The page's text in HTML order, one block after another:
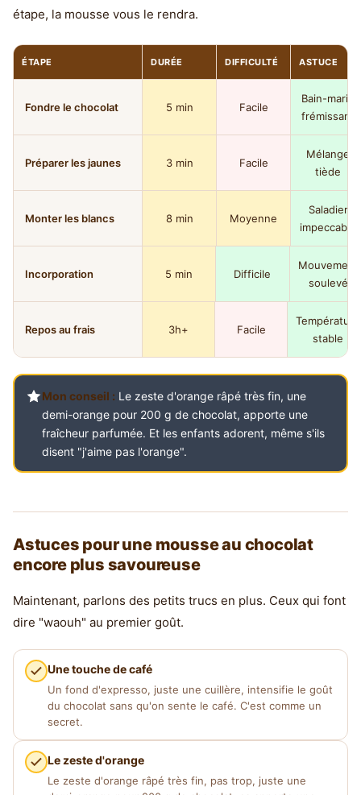
étape, la mousse vous le rendra.
ÉTAPE DURÉE DIFFICULTÉ ASTUCE
Fondre le chocolat 5 min Facile
Bain-marie
frémissant
Préparer les jaunes 3 min Facile
Mélange
tiède
Monter les blancs 8 min Moyenne
Saladier
impeccable
Incorporation 5 min Difficile
Mouvement
soulevé
Repos au frais 3h+ Facile
Température
stable
Mon conseil : Le zeste d'orange râpé très fin, une
demi-orange pour 200 g de chocolat, apporte une
fraîcheur parfumée. Et les enfants adorent, même s'ils
disent "j'aime pas l'orange".
Astuces pour une mousse au chocolat
encore plus savoureuse
Maintenant, parlons des petits trucs en plus. Ceux qui font
dire "waouh" au premier goût.
Une touche de café
Un fond d'expresso, juste une cuillère, intensifie le goût
du chocolat sans qu'on sente le café. C'est comme un
secret.
Le zeste d'orange
Le zeste d'orange râpé très fin, pas trop, juste une